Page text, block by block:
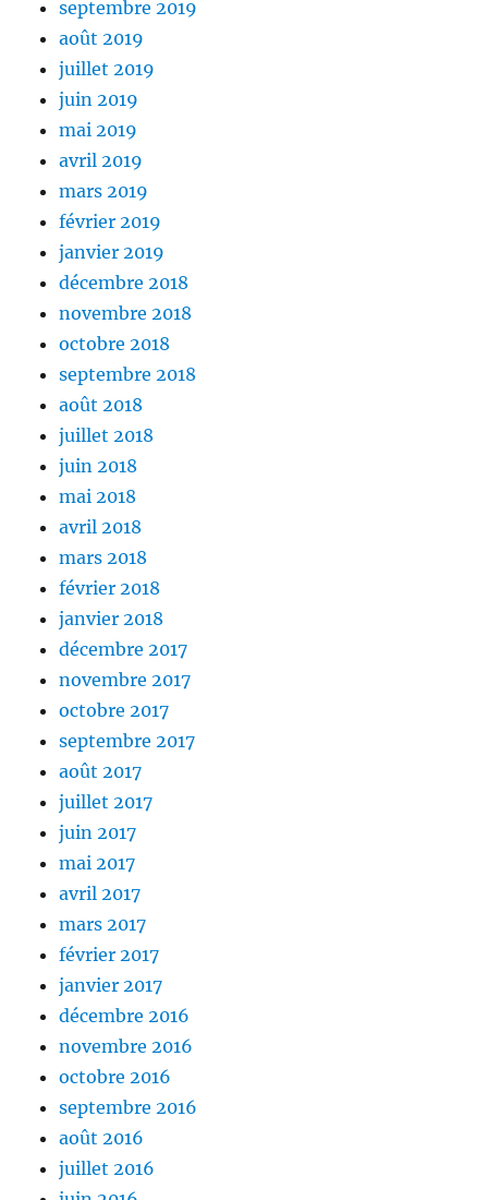
septembre 2019
août 2019
juillet 2019
juin 2019
mai 2019
avril 2019
mars 2019
février 2019
janvier 2019
décembre 2018
novembre 2018
octobre 2018
septembre 2018
août 2018
juillet 2018
juin 2018
mai 2018
avril 2018
mars 2018
février 2018
janvier 2018
décembre 2017
novembre 2017
octobre 2017
septembre 2017
août 2017
juillet 2017
juin 2017
mai 2017
avril 2017
mars 2017
février 2017
janvier 2017
décembre 2016
novembre 2016
octobre 2016
septembre 2016
août 2016
juillet 2016